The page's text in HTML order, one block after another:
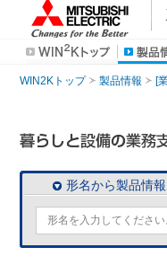
WIN2Kトップ 製品情報 [
形名から製品情